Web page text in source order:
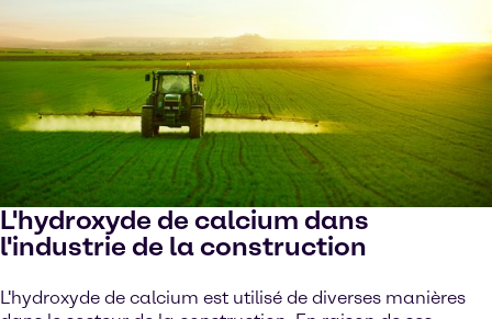
L'hydroxyde de calcium dans
l'industrie de la construction
L'hydroxyde de calcium est utilisé de diverses manières